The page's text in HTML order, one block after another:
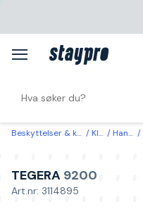
Beskyttelser & klær Klær Hansker
TEGERA 9200
Art.nr: 3114895